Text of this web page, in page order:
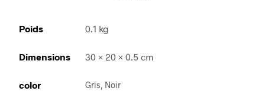
Poids 0.1 kg
Dimensions 30 × 20 × 0.5 cm
color Gris, Noir